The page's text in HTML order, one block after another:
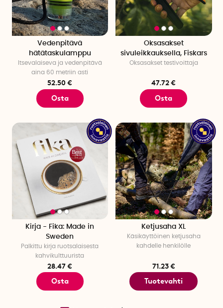
Vedenpitävä
hätätaskulamppu
Itsevalaiseva ja vedenpitävä
aina 60 metriin asti
52.50 €
Osta
Oksasakset
sivuleikkauksella, Fiskars
Oksasakset testivoittaja
47.72 €
Osta
Kirja - Fika: Made in
Sweden
Palkittu kirja ruotsalaisesta
kahvikulttuurista
28.47 €
Osta
Ketjusaha XL
Käsikäyttöinen ketjusaha
kahdelle henkilölle
71.23 €
Tuotevahti